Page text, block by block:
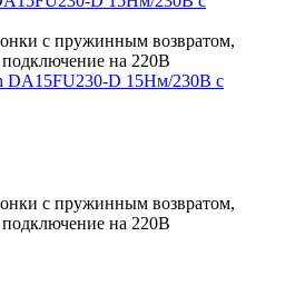
с пружинным возвратом,
на 220В
с пружинным возвратом,
на 220В